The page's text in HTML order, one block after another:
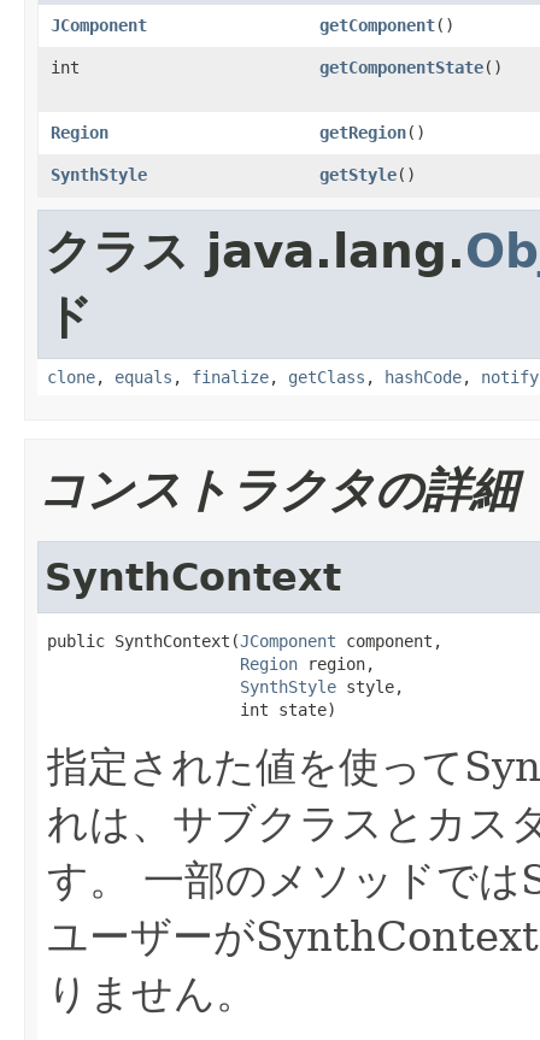
JComponent getComponent()
int getComponentState()
Region getRegion()
SynthStyle getStyle()
クラス java.lang.
ド
clone, equals , finalize, getClass , hashCode, notify
コンストラクタの詳細
SynthContext
public SynthContext(JComponent component,
Region region,
SynthStyle style,
                    int state)
指定された値を使って
れは、サブクラスとカス
す。
一部のメソッドで
ユーザーが
りません。